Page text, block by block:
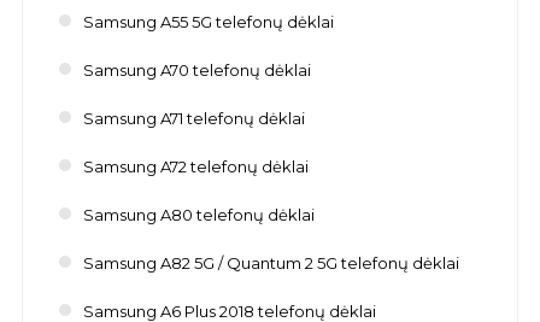
Samsung A55 5G telefonų dėklai
Samsung A70 telefonų dėklai
Samsung A71 telefonų dėklai
Samsung A72 telefonų dėklai
Samsung A80 telefonų dėklai
Samsung A82 5G / Quantum 2 5G telefonų dėklai
Samsung A6 Plus 2018 telefonų dėklai